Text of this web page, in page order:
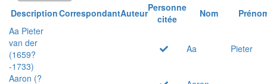
DescriptionCorrespondantAuteurPersonne
citée
Nom
Aa Pieter
van der
(1659?
-1733)
Aa Pieter
Aaron (?